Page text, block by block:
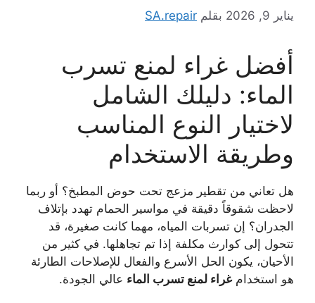
يناير 9, 2026 بقلم SA.repair
أفضل غراء لمنع تسرب
الماء: دليلك الشامل
لاختيار النوع المناسب
وطريقة الاستخدام
هل تعاني من تقطير مزعج تحت حوض المطبخ؟ أو ربما
لاحظت شقوقاً دقيقة في مواسير الحمام تهدد بإتلاف
الجدران؟ إن تسربات المياه، مهما كانت صغيرة، قد
تتحول إلى كوارث مكلفة إذا تم تجاهلها. في كثير من
الأحيان، يكون الحل الأسرع والفعال للإصلاحات الطارئة
هو استخدامغراء لمنع تسرب الماء عالي الجودة.